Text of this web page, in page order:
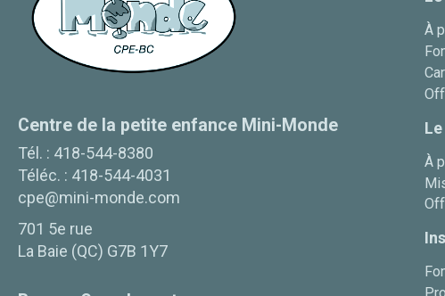
Centre de la petite enfance Mini-Monde
Tél. : 418-544-8380
Téléc. : 418-544-4031
cpe@mini-monde.com
701 5e rue
La Baie (QC) G7B 1Y7
À
Le
À